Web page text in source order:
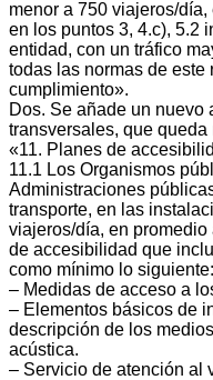
menor a 750 viajeros/
en los puntos 3, 4.c), 5.2
entidad, con un tráfico
todas las normas de
cumplimiento».
Dos. Se añade un nuevo
transversales, que
«11. Planes de
11.1 Los Organismos
Administraciones
transporte, en las
viajeros/día, en
de accesibilidad que
como mínimo lo siguiente:
– Medidas de acceso a
– Elementos básicos de
descripción de los
acústica.
– Servicio de atención al